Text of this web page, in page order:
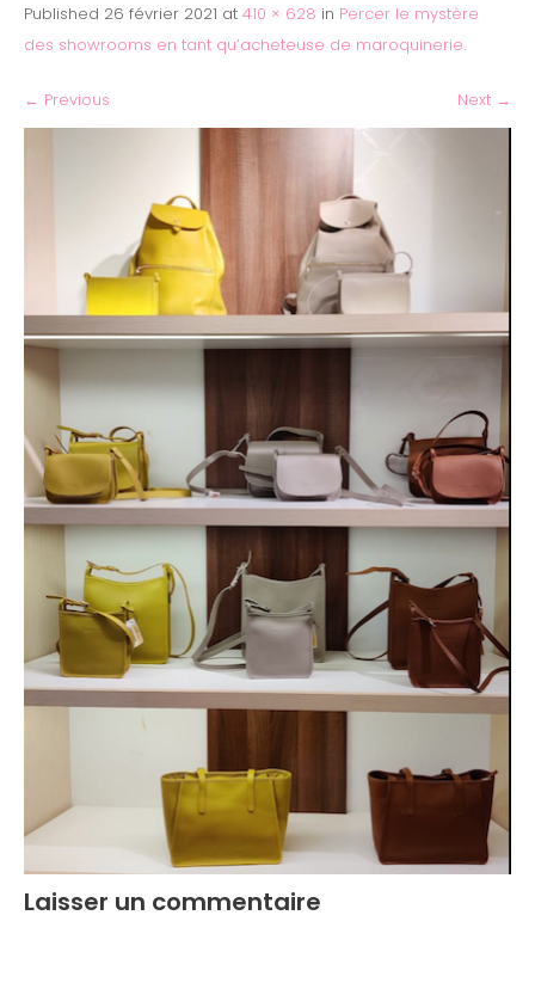
Published 26 février 2021 at 410 × 628 in Percer le mystère
des showrooms en tant qu’acheteuse de maroquinerie.
← Previous Next →
Laisser un commentaire